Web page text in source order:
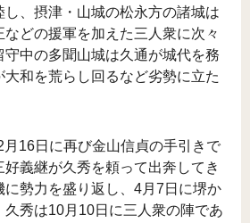
、摂津・山城の松永方の諸城は
どの援軍を加えた三人衆に次々
守中の多聞山城は久通が城代を務
和を荒らし回るなど劣勢に立た
16日に再び金山信貞の手引きで
義継が久秀を頼って出奔してき
に勢力を盛り返し、4月7日に堺か
久秀は10月10日に三人衆の陣であ